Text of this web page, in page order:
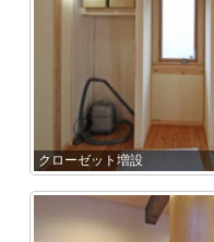
クローゼット増設